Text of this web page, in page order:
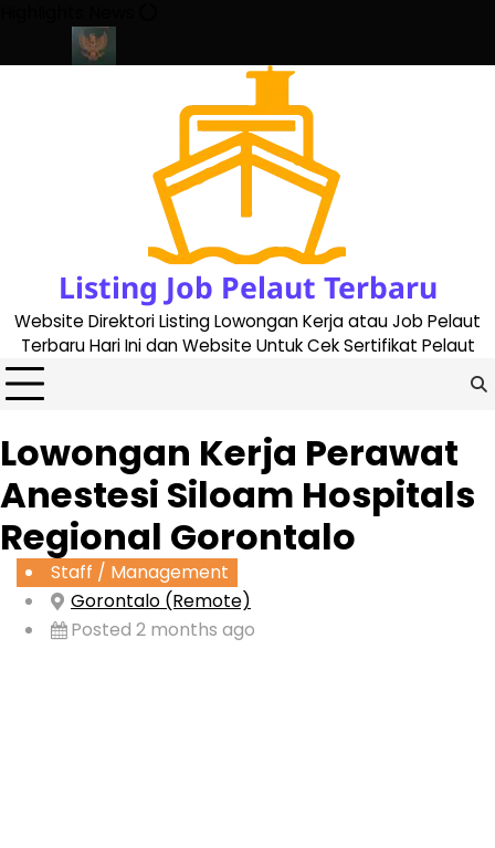
content
Listing Job Pelaut Terbaru
Website Direktori Listing Lowongan Kerja atau Job Pelaut
Terbaru Hari Ini dan Website Untuk Cek Sertifikat Pelaut
Lowongan Kerja Perawat
Anestesi Siloam Hospitals
Regional Gorontalo
Staff / Management
Gorontalo (Remote)
Posted 2 months ago